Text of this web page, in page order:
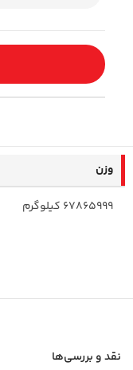
وزن
67865999 کیلوگرم
نقد و بررسی‌ها